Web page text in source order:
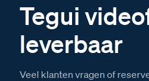
Tegui
leverbaar
Veel klanten vragen of